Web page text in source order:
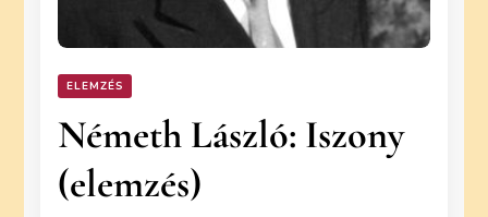
ELEMZÉS
Németh László: Iszony
(elemzés)